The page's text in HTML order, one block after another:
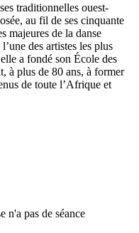
traditionnelles ouest-
au fil de ses cinquante
majeures de la danse
des artistes les plus
a fondé son École des
à plus de 80 ans, à former
de toute l’Afrique et
n'a pas de séance